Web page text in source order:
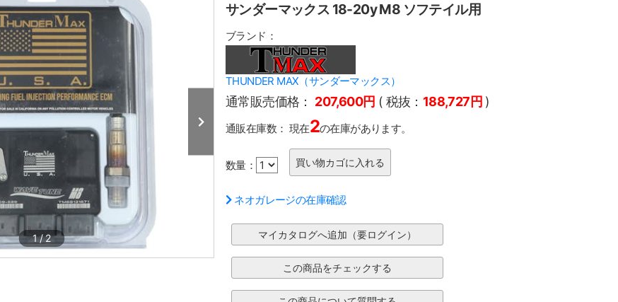
1/2
サンダーマックス 18-20y M8 ソフテイル用
ブランド：
THUNDER MAX（サンダーマックス）
通常販売価格： 207,600円 ( 税抜： 188,727円 )
通販在庫数： 現在2の在庫があります。
数量：
ネオガレージの在庫確認